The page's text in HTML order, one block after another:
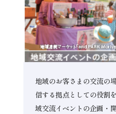
地域のお客さまの交流の
信する拠点としての役割
域交流イベントの企画・